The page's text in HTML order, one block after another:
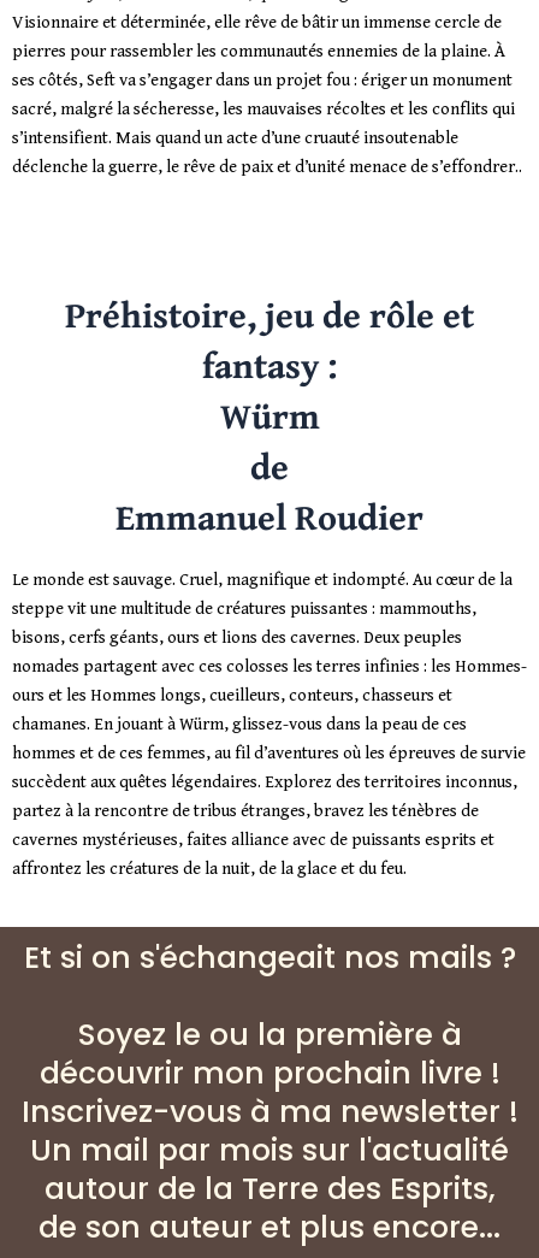
Visionnaire et déterminée, elle rêve de bâtir un immense cercle de
pierres pour rassembler les communautés ennemies de la plaine. À
ses côtés, Seft va s’engager dans un projet fou : ériger un monument
sacré, malgré la sécheresse, les mauvaises récoltes et les conflits qui
s’intensifient. Mais quand un acte d’une cruauté insoutenable
déclenche la guerre, le rêve de paix et d’unité menace de s’effondrer..
Préhistoire, jeu de rôle et
fantasy :
Würm
de
Emmanuel Roudier
Le monde est sauvage. Cruel, magnifique et indompté. Au cœur de la
steppe vit une multitude de créatures puissantes : mammouths,
bisons, cerfs géants, ours et lions des cavernes. Deux peuples
nomades partagent avec ces colosses les terres infinies : les Hommes-
ours et les Hommes longs, cueilleurs, conteurs, chasseurs et
chamanes. En jouant à Würm, glissez-vous dans la peau de ces
hommes et de ces femmes, au fil d’aventures où les épreuves de survie
succèdent aux quêtes légendaires. Explorez des territoires inconnus,
partez à la rencontre de tribus étranges, bravez les ténèbres de
cavernes mystérieuses, faites alliance avec de puissants esprits et
affrontez les créatures de la nuit, de la glace et du feu.
Et si on s'échangeait nos mails ?
Soyez le ou la première à
découvrir mon prochain livre !
Inscrivez-vous à ma newsletter !
Un mail par mois sur l'actualité
autour de la Terre des Esprits,
de son auteur et plus encore...